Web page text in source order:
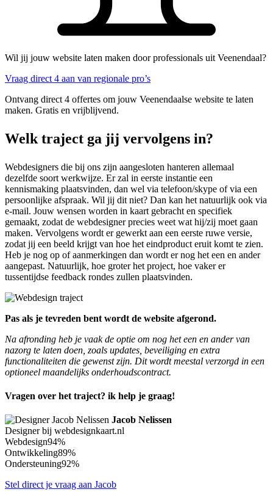
Wil jij jouw website laten maken door professionals uit Veenendaal?
Vraag direct 4 aan van regionale pro’s
Ontvang direct 4 offertes om jouw Veenendaalse website te laten
maken. Gratis en vrijblijvend.
Welk traject ga jij vervolgens in?
Webdesigners die bij ons zijn aangesloten hanteren allemaal
dezelfde soort werkwijze. Er zal in eerste instantie een
kennismaking plaatsvinden, dan wel via telefoon/skype of via een
persoonlijke afspraak. Wil jij dit niet? Dan kan het natuurlijk ook via
e-mail. Jouw wensen worden in kaart gebracht en specifiek
gemaakt, zodat de webdesigner precies weet wat hij/zij moet gaan
maken. Vervolgens wordt er gewerkt aan een eerste ruwe versie,
zodat jij een beeld krijgt van hoe het eindproduct eruit komt te zien.
Heb je nog op of aanmerkingen dan wordt er nog het een en ander
aangepast. Natuurlijk, hoe groter het project, hoe vaker er
tussentijdse feedback rondes zullen plaatsvinden.
Pas als je tevreden bent wordt de website afgerond.
Na afronding heb je vaak de optie om nog het een en ander van
nazorg te laten doen, zoals updates, beveiliging en extra
functionaliteiten die gewenst zijn. Dit wordt meestal verzorgd in een
optioneel maandelijks onderhoudscontract.
Vragen over het traject? ik help je graag!
Jacob Nelissen
Designer bij webdesignkaart.nl
Webdesign94%
Ontwikkeling89%
Ondersteuning92%
Stel direct je vraag aan Jacob